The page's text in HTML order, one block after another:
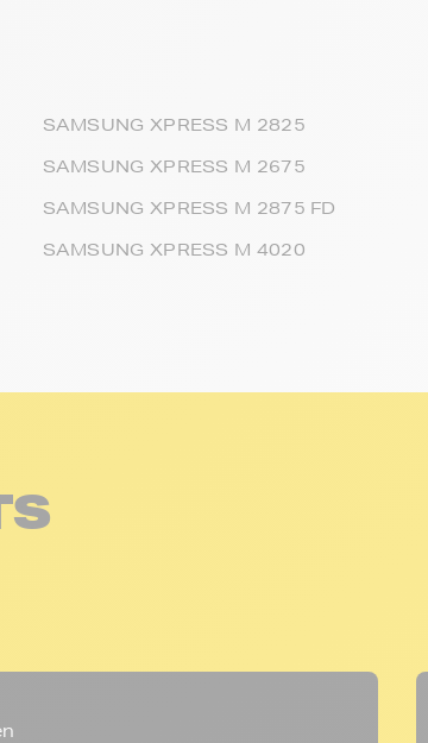
SAMSUNG XPRESS M 2825
SAMSUNG XPRESS M 2675
SAMSUNG XPRESS M 2875 FD
SAMSUNG XPRESS M 4020